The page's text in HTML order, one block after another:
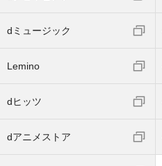
dミュージック
Lemino
dヒッツ
dアニメストア